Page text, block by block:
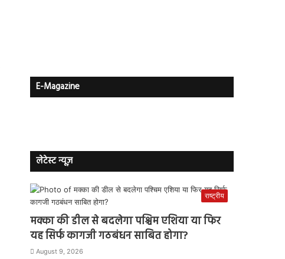
E-Magazine
लेटेस्ट न्यूज़
राष्ट्रीय
मक्का की डील से बदलेगा पश्चिम एशिया या फिर
यह सिर्फ कागजी गठबंधन साबित होगा?
August 9, 2026